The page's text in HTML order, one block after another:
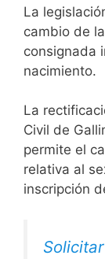
La
cambio de
consignada
nacimiento.
La
Civil de
permite el
relativa al
inscripción